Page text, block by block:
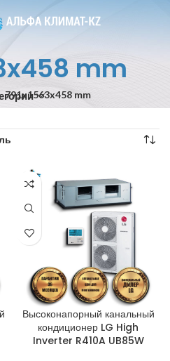
mm
791x1563x458 mm
Высоконапорный канальный
кондиционер LG High
Inverter R410A UB85W